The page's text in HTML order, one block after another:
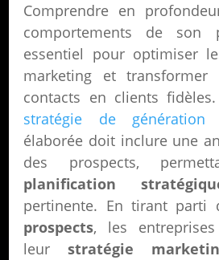
Comprendre en
comportements de son
essentiel pour optimiser
marketing et transformer
contacts en clients
stratégie de
élaborée doit inclure une
des prospects,
planification
pertinente. En tirant parti
prospects, les
leurstratégie